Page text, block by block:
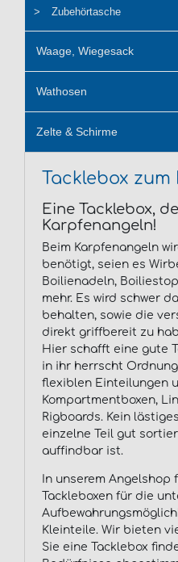
Zubehörtasche
Waage, Wiegesack
Wathosen
Zelte & Schirme
Tacklebox
Eine Tacklebox,
Karpfenangeln!
Beim Karpfenangeln
benötigt, seien es
Boilienadeln,
mehr. Es wird schwer
behalten, sowie die
direkt griffbereit zu
Hier schafft eine gute
in ihr herrscht
flexiblen Einteilungen
Kompartmentboxen,
Rigboards. Kein
einzelne Teil gut
auffindbar ist.
In unserem Angelshop
Tackleboxen für die
Kleinteile. Wir bieten
Sie eine Tacklebox